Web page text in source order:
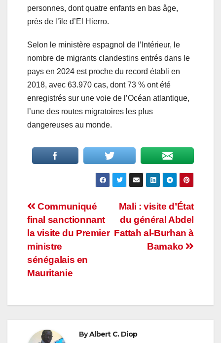
personnes, dont quatre enfants en bas âge,
près de l’île d’El Hierro.
Selon le ministère espagnol de l’Intérieur, le
nombre de migrants clandestins entrés dans le
pays en 2024 est proche du record établi en
2018, avec 63.970 cas, dont 73 % ont été
enregistrés sur une voie de l’Océan atlantique,
l’une des routes migratoires les plus
dangereuses au monde.
Navigation
de
l’article
Mali : visite d’État
du général Abdel
Fattah al-Burhan à
Bamako
Communiqué
final sanctionnant
la visite du Premier
ministre
sénégalais en
Mauritanie
ByAlbert C. Diop